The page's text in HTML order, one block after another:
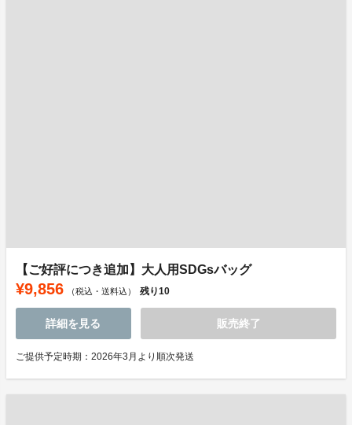
【ご好評につき追加】大人用SDGsバッグ
¥9,856 （税込・送料込） 残り10
詳細を見る 販売終了
ご提供予定時期：2026年3月より順次発送